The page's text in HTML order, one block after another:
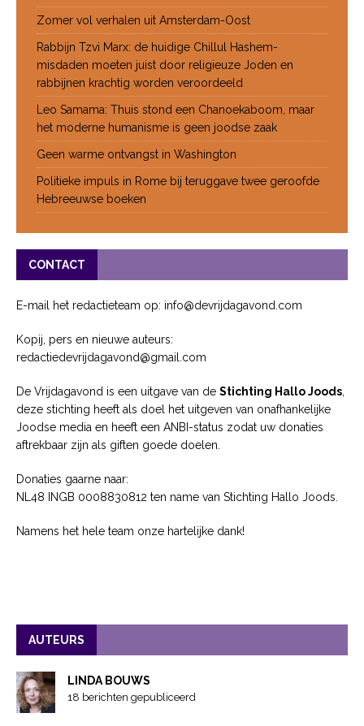
Zomer vol verhalen uit Amsterdam-Oost
Rabbijn Tzvi Marx: de huidige Chillul Hashem-
misdaden moeten juist door religieuze Joden en
rabbijnen krachtig worden veroordeeld
Leo Samama: Thuis stond een Chanoekaboom, maar
het moderne humanisme is geen joodse zaak
Geen warme ontvangst in Washington
Politieke impuls in Rome bij teruggave twee geroofde
Hebreeuwse boeken
CONTACT
E-mail het redactieteam op: info@devrijdagavond.com
Kopij, pers en nieuwe auteurs:
redactiedevrijdagavond@gmail.com
De Vrijdagavond is een uitgave van de Stichting Hallo Joods
deze stichting heeft als doel het uitgeven van onafhankelijke
Joodse media en heeft een ANBI-status zodat uw donaties
aftrekbaar zijn als giften goede doelen.
Donaties gaarne naar:
NL48 INGB 0008830812 ten name van Stichting Hallo Joods.
Namens het hele team onze hartelijke dank!
AUTEURS
LINDA BOUWS
18 berichten gepubliceerd